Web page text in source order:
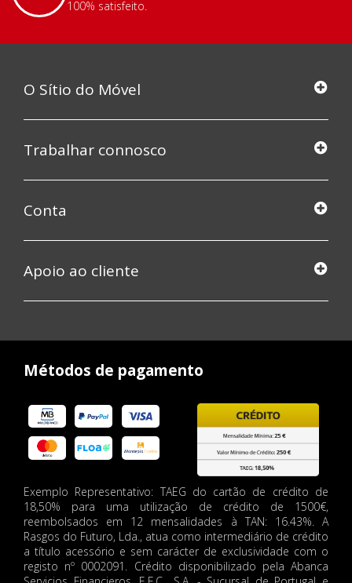
100% satisfeito.
O Sítio do Móvel
Trabalhar connosco
Conta
Apoio ao cliente
Métodos de pagamento
Exemplo Representativo: TAEG do cartão de crédito de
18,50% para uma utilização de crédito de 1500€,
reembolsados em 12 mensalidades à TAN: 16.43%. A
Rasgos do Futuro, Lda., atua como intermediário de crédito
a título acessório e sem carácter de exclusividade com o
registo nº 0002091. Crédito disponibilizado pela Abanca